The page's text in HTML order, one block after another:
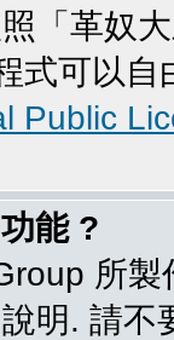
「革奴
式可以
Public
能 ?
所
明. 請